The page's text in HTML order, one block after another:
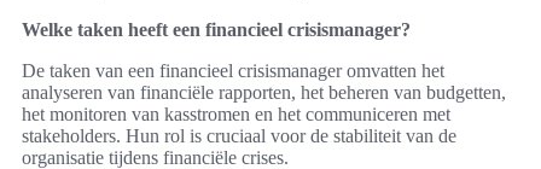
Welke taken heeft een financieel crisismanager?
De taken van een financieel crisismanager omvatten het
analyseren van financiële rapporten, het beheren van budgetten,
het monitoren van kasstromen en het communiceren met
stakeholders. Hun rol is cruciaal voor de stabiliteit van de
organisatie tijdens financiële crises.